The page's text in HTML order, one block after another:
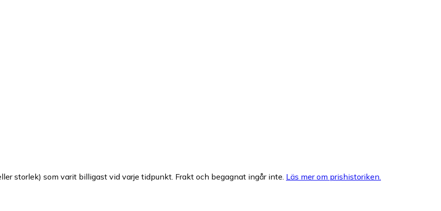
storlek) som varit billigast vid varje tidpunkt. Frakt och begagnat ingår inte. Läs mer om prishistoriken.